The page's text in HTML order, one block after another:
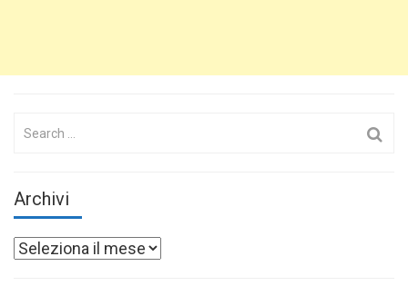
Search
Archivi
Archivi